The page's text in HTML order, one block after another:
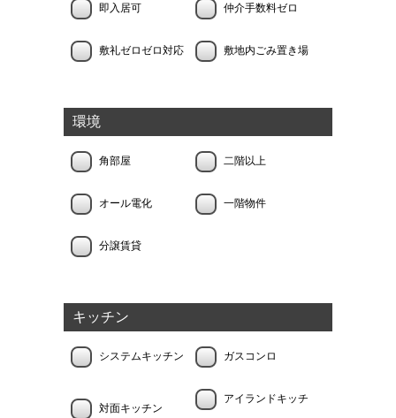
即入居可 仲介手数料ゼロ
敷礼ゼロゼロ対応 敷地内ごみ置き場
環境
角部屋 二階以上
オール電化 一階物件
分譲賃貸
キッチン
システムキッチン ガスコンロ
対面キッチン
アイランドキッチ